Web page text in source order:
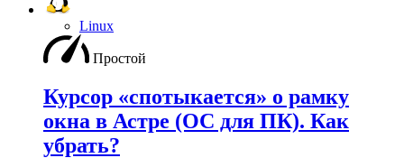
Linux
Простой
Курсор «спотыкается» о рамку
окна в Астре (ОС для ПК). Как
убрать?